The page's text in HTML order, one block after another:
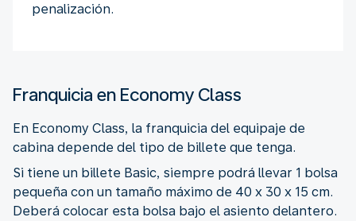
penalización.
Franquicia en Economy Class
En Economy Class, la franquicia del equipaje de
cabina depende del tipo de billete que tenga.
Si tiene un billete Basic, siempre podrá llevar 1 bolsa
pequeña con un tamaño máximo de 40 x 30 x 15 cm.
Deberá colocar esta bolsa bajo el asiento delantero.